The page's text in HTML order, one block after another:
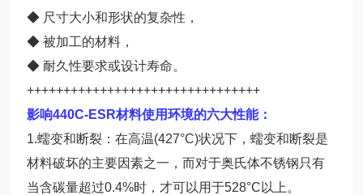
◆ 尺寸大小和形状的复杂性，
◆ 被加工的材料，
◆ 耐久性要求或设计寿命。
++++++++++++++++++++++++++++++++
影响440C-ESR材料使用环境的六大性能：
1.蠕变和断裂：在高温(427°C)状况下，蠕变和断裂是
材料破坏的主要因素之一，而对于奥氏体不锈钢只有
当含碳量超过0.4%时，才可以用于528°C以上。